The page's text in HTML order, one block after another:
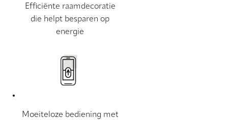
Efficiënte raamdecoratie
die helpt besparen op
energie
Moeiteloze bediening met